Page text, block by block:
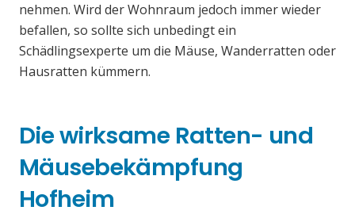
nehmen. Wird der Wohnraum jedoch immer wieder
befallen, so sollte sich unbedingt ein
Schädlingsexperte um die Mäuse, Wanderratten oder
Hausratten kümmern.
Die wirksame Ratten- und
Mäusebekämpfung
Hofheim